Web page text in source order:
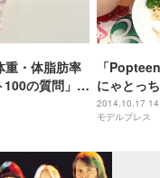
重・体脂肪率
の質問」に
「
にゃとっ
2014.10.17
モデルプレス